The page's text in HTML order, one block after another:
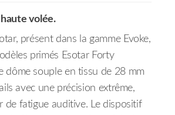
volée.
présent dans la gamme Evoke,
primés Esotar Forty
dôme souple en tissu de 28 mm
avec une précision extrême,
de fatigue auditive. Le dispositif